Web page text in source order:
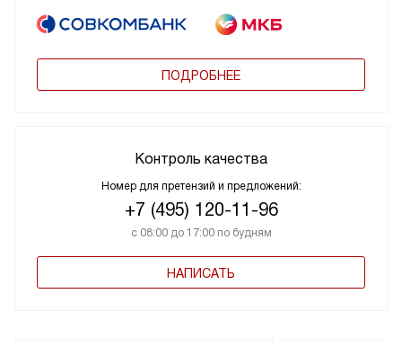
ПОДРОБНЕЕ
Контроль качества
Номер для претензий и предложений:
+7 (495) 120-11-96
с 08:00 до 17:00 по будням
НАПИСАТЬ